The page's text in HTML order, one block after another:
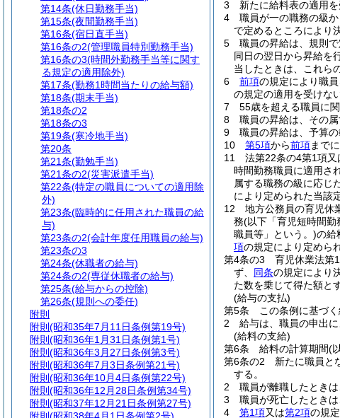
3
新たに給料表の適用
4
職員が一の職務の級
で定めるところにより
5
職員の昇給は、規則
同日の翌日から昇給を
当したときは、これら
6
前項の規定により職
の規定の適用を受けな
7
55歳を超える職員に
8
職員の昇給は、その
9
職員の昇給は、予算
10
第5項から前項まで
11
法第22条の4第1項
時間勤務職員に適用さ
属する職務の級に応じ
により定められた当該
12
地方公務員の育児休
務(以下「育児短時間勤
職員等」という。)の給
項の規定により定めら
第4条の3
育児休業法第
ず、 同条の規定により
た数を乗じて得た額と
(給与の支払)
第5条
この条例に基づ
2
給与は、職員の申出
(給料の支給)
第6条
給料の計算期間(
第6条の2
新たに職員と
する。
2
職員が離職したとき
3
職員が死亡したとき
4
第1項又は第2項の規
第14条(休日勤務手当)
第15条(夜間勤務手当)
第16条(宿日直手当)
第16条の2(管理職員特別勤務手当)
第16条の3(時間外勤務手当等に関す
る規定の適用除外)
第17条(勤務1時間当たりの給与額)
第18条(期末手当)
第18条の2
第18条の3
第19条(寒冷地手当)
第20条
第21条(勤勉手当)
第21条の2(災害派遣手当)
第22条(特定の職員についての適用除
外)
第23条(臨時的に任用された職員の給
与)
第23条の2(会計年度任用職員の給与)
第23条の3
第24条(休職者の給与)
第24条の2(専従休職者の給与)
第25条(給与からの控除)
第26条(規則への委任)
附則
附則 (昭和35年7月11日条例第19号)
附則 (昭和36年1月31日条例第1号)
附則 (昭和36年3月27日条例第3号)
附則 (昭和36年7月3日条例第21号)
附則 (昭和36年10月4日条例第22号)
附則 (昭和36年12月28日条例第34号)
附則 (昭和37年12月21日条例第27号)